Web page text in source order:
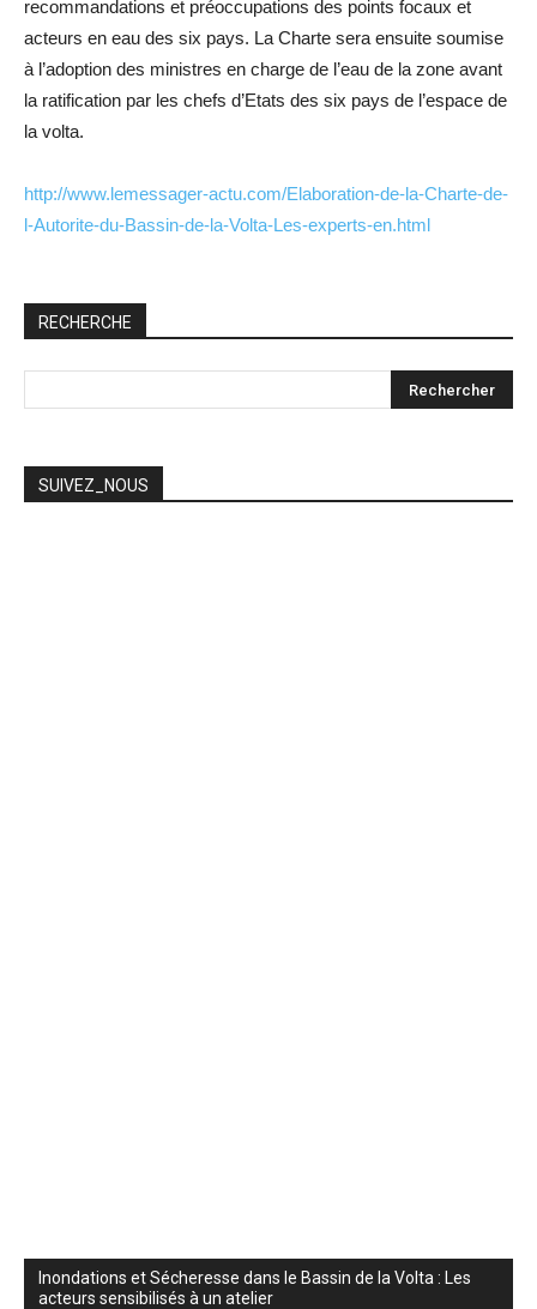
recommandations et préoccupations des points focaux et
acteurs en eau des six pays. La Charte sera ensuite soumise
à l’adoption des ministres en charge de l’eau de la zone avant
la ratification par les chefs d’Etats des six pays de l’espace de
la volta.
http://www.lemessager-actu.com/Elaboration-de-la-Charte-de-
l-Autorite-du-Bassin-de-la-Volta-Les-experts-en.html
RECHERCHE
SUIVEZ_NOUS
Inondations et Sécheresse dans le Bassin de la Volta : Les
acteurs sensibilisés à un atelier